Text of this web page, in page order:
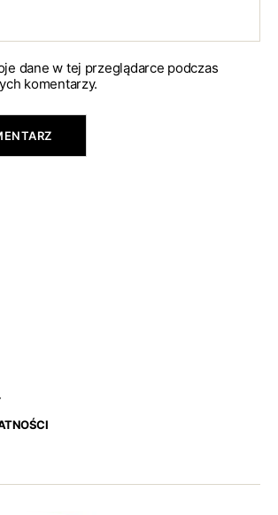
dane w tej przeglądarce podczas
komentarzy.